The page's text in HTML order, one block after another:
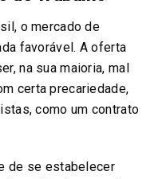
o mercado de
favorável. A oferta
na sua maioria, mal
certa precariedade,
como um contrato
de se estabelecer